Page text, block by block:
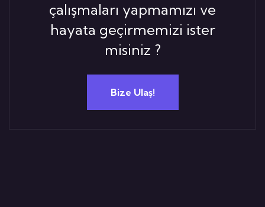
çalışmaları yapmamızı ve
hayata geçirmemizi ister
misiniz ?
Bize Ulaş!